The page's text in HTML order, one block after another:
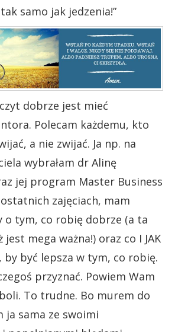
samo jak jedzenia!”
dobrze jest mieć
Polecam każdemu, kto
a nie zwijać. Ja np. na
wybrałam dr Alinę
jej program Master Business
zajęciach, mam
o tym, co robię dobrze (a ta
mega ważna!) oraz co I JAK
być lepsza w tym, co robię.
przyznać. Powiem Wam
To trudne. Bo murem do
ja sama ze swoimi